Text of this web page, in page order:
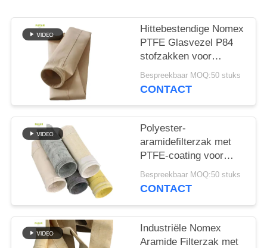
Hittebestendige Nomex
PTFE Glasvezel P84
stofzakken voor
industriële ketels
Bespreekbaar MOQ:50 stuks
CONTACT
Polyester-
aramidefilterzak met
PTFE-coating voor
industriële
verbrandingstoepassingen
Bespreekbaar MOQ:50 stuks
CONTACT
Industriële Nomex
Aramide Filterzak met